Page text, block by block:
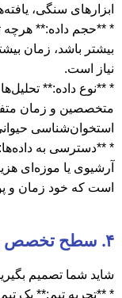
ابزارهای سنگی،
* **حجم داده:** هرچه
بیشتر باشد، زمان
نیاز است.
* **نوع داده:**
متخصصین و زمان
استخوان‌شناسی
* **دسترسی به
آرشیوی یا موزه‌ای
است که خود زمان و
۴. سطح تخصص و تجربه محقق یا موسسه
شاید شما تصمیم
* **تجربه تیم:** یک